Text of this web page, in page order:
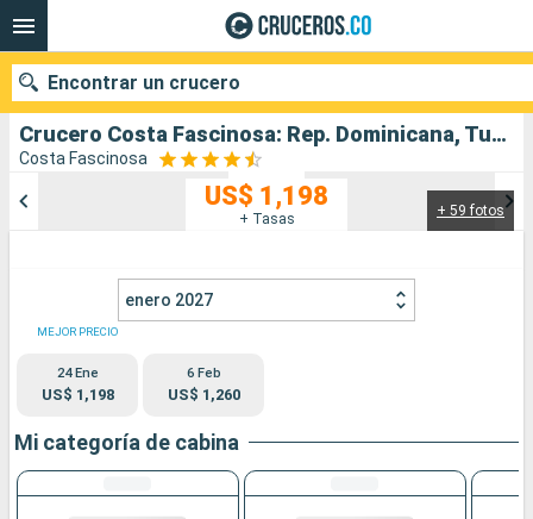
Crucero Costa Fascinosa: Rep. Dominicana, Turks e Islas Caicos, Antillas, Islas Vírgenes salida desde La Romana
Costa Fascinosa
+ 59 fotos
US$ 1,198
+ Tasas
enero 2027
MEJOR PRECIO
24 Ene
US$ 1,198
6 Feb
US$ 1,260
Mi categoría de cabina
Encontrar un crucero
Puertos Compañías